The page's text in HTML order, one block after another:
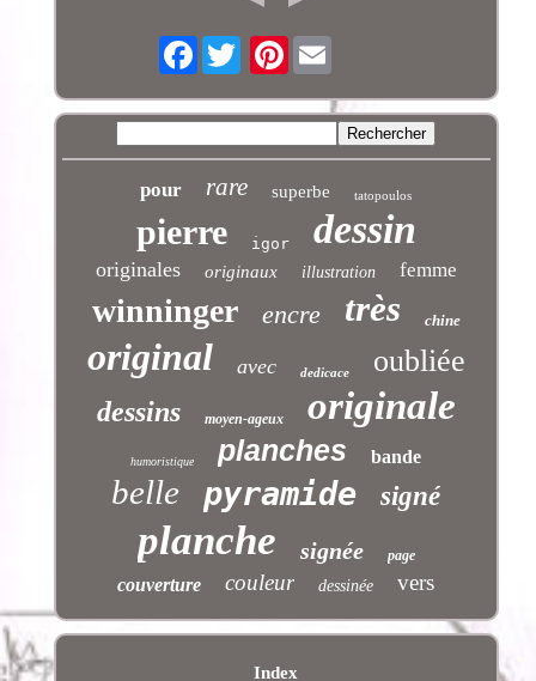
Facebook Pinterest
pour rare superbe tatopoulos
pierre igor dessin
originales originaux illustration femme
winninger encre très chine
original avec dedicace oubliée
dessins moyen-ageux originale
humoristique planches bande
belle pyramide signé
planche signée page
couverture couleur dessinée vers
Index